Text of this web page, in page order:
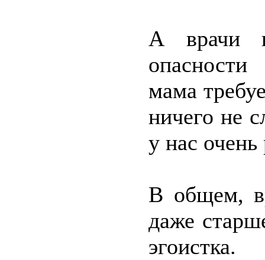
А врачи
мама
ничего не
у нас
В общем,
даже
эгоистка.